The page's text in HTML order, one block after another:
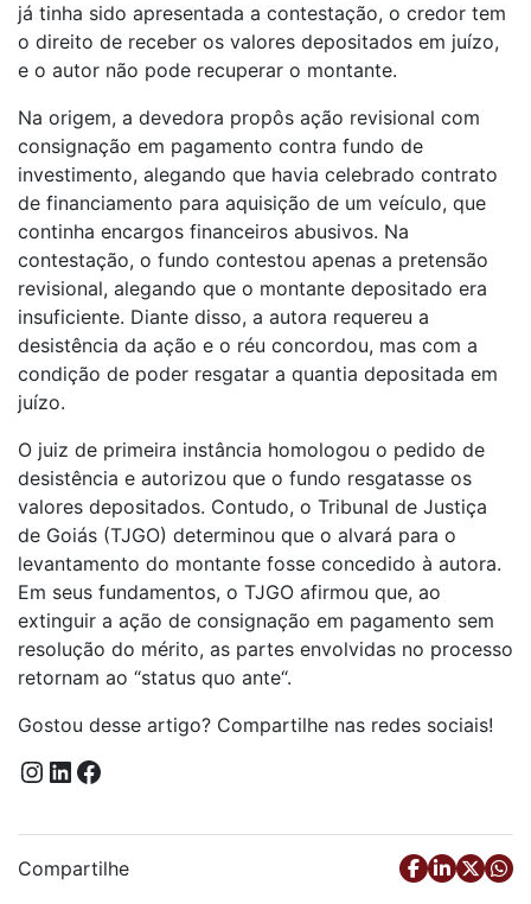
já tinha sido apresentada a contestação, o credor tem
o direito de receber os valores depositados em juízo,
e o autor não pode recuperar o montante.
Na origem, a devedora propôs ação revisional com
consignação em pagamento contra fundo de
investimento, alegando que havia celebrado contrato
de financiamento para aquisição de um veículo, que
continha encargos financeiros abusivos. Na
contestação, o fundo contestou apenas a pretensão
revisional, alegando que o montante depositado era
insuficiente. Diante disso, a autora requereu a
desistência da ação e o réu concordou, mas com a
condição de poder resgatar a quantia depositada em
juízo.
O juiz de primeira instância homologou o pedido de
desistência e autorizou que o fundo resgatasse os
valores depositados. Contudo, o Tribunal de Justiça
de Goiás (TJGO) determinou que o alvará para o
levantamento do montante fosse concedido à autora.
Em seus fundamentos, o TJGO afirmou que, ao
extinguir a ação de consignação em pagamento sem
resolução do mérito, as partes envolvidas no processo
retornam ao “status quo ante“.
Gostou desse artigo? Compartilhe nas redes sociais!
Instagram
LinkedIn
Facebook
Compartilhe